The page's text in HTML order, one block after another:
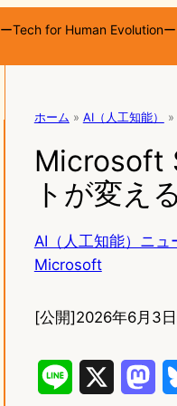
ーTech for Human Evolutionー
ホーム » AI（人工知能） »
Microsoft
トが変え
AI（人工知能）ニュ
Microsoft
[公開]2026年6月3